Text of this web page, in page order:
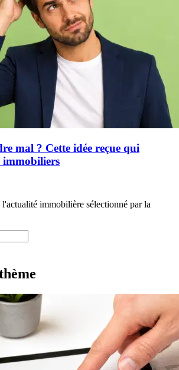
mal ? Cette idée reçue qui
immobiliers
l'actualité immobilière sélectionné par la